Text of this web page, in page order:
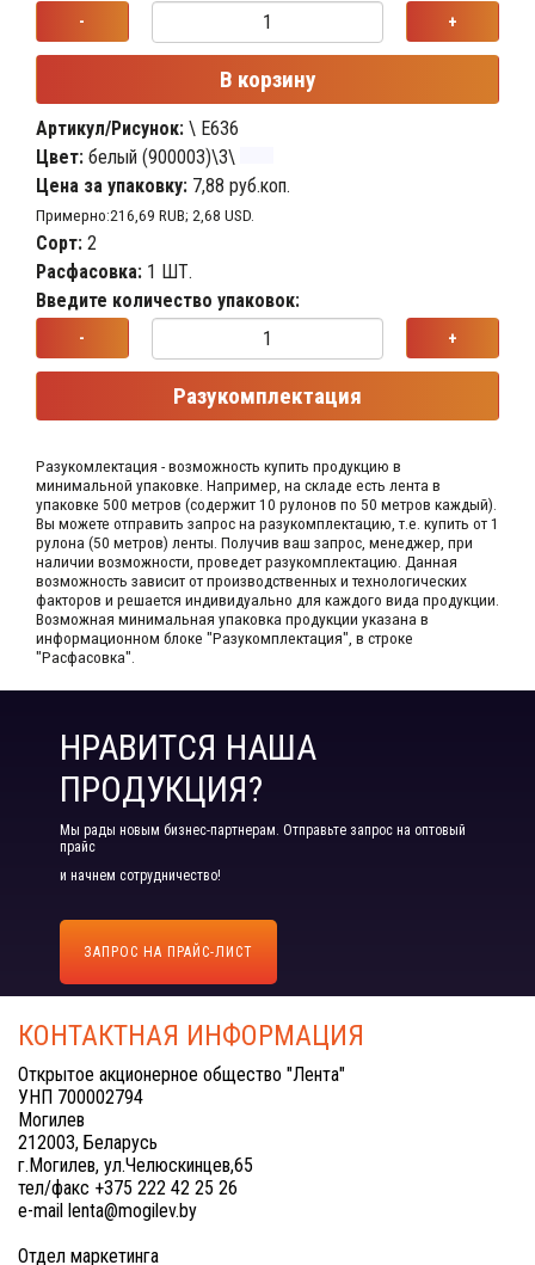
- +
В корзину
Артикул/Рисунок: \ Е636
Цвет: белый (900003)\3\
Цена за упаковку: 7,88 руб.коп.
Примерно:216,69 RUB; 2,68 USD.
Сорт: 2
Расфасовка: 1 ШТ.
Введите количество упаковок:
- +
Разукомплектация
Разукомлектация - возможность купить продукцию в
минимальной упаковке. Например, на складе​ есть лента в
упаковке 500 метров (содержит 10 рулонов по 50 метров каждый).​
Вы можете отправить запрос на разукомплектацию, т.е. купить от 1
рулона (50 метров) ленты. Получив ваш запрос,​ менеджер, при
наличии возможности, проведет разукомплектацию. Данная
возможность зависит от производственных​ и технологических
факторов и решается индивидуально для каждого вида продукции.​
Возможная минимальная упаковка продукции указана в
информационном блоке "Разукомплектация", в строке
"Расфасовка".
НРАВИТСЯ НАША
ПРОДУКЦИЯ?
Мы рады новым бизнес-партнерам. Отправьте запрос на оптовый
прайс
и начнем сотрудничество!
ЗАПРОС НА ПРАЙС-ЛИСТ
КОНТАКТНАЯ ИНФОРМАЦИЯ
Открытое акционерное общество "Лента"
УНП 700002794
Могилев
212003, Беларусь
г.Могилев, ул.Челюскинцев,65
тел/факс +375 222 42 25 26
e-mail lenta@mogilev.by
Отдел маркетинга